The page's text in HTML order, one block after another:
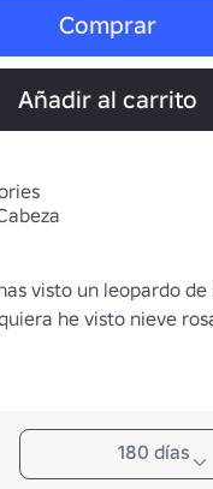
Comprar
Añadir al carrito
visto un leopardo de
he visto nieve
180 días